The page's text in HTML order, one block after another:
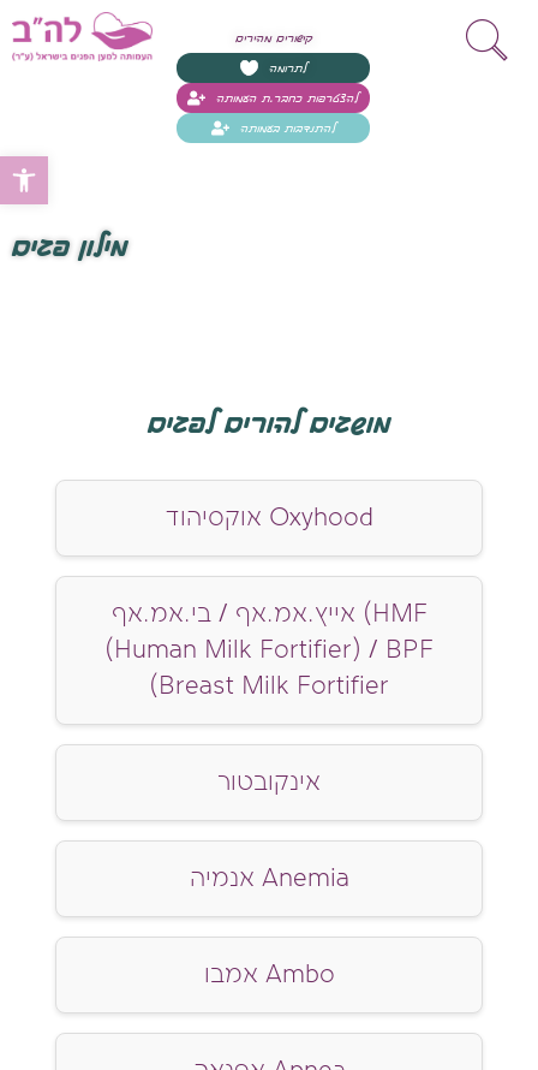
Open toolbar
קישורים מהירים
לתרומה
להצטרפות כחבר.ת העמותה
להתנדבות בעמותה
מילון פגים
מושגים להורים לפגים
אוקסיהוד Oxyhood
אייץ.אמ.אף / בי.אמ.אף (HMF
(Human Milk Fortifier) / BPF
(Breast Milk Fortifier
אינקובטור
אנמיה Anemia
אמבו Ambo